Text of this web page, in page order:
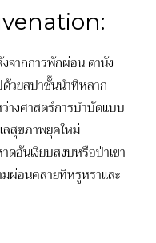
ากการพักผ่อน ดานัง
วยสปาชั้นนำที่หลาก
างศาสตร์การบำบัดแบบ
ลสุขภาพยุคใหม่
ดอันเงียบสงบหรือป่าเขา
ผ่อนคลายที่หรูหราและ